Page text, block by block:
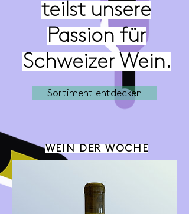
teilst unsere
Passion für
Schweizer Wein.
Sortiment entdecken
WEIN DER WOCHE